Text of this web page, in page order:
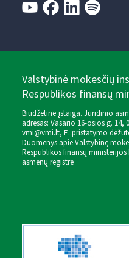
Valstybinė mokesčių
Respublikos finansų
Biudžetinė įstaiga. Juridinio
adresas: Vasario 16-osios g. 14,
vmi@vmi.lt, E. pristatymo
Duomenys apie Valstybinę
Respublikos finansų
asmenų registre